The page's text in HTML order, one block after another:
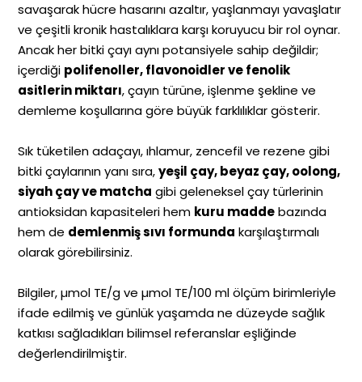
savaşarak hücre hasarını azaltır, yaşlanmayı yavaşlatır
ve çeşitli kronik hastalıklara karşı koruyucu bir rol oynar.
Ancak her bitki çayı aynı potansiyele sahip değildir;
içerdiği polifenoller, flavonoidler ve fenolik
asitlerin miktarı, çayın türüne, işlenme şekline ve
demleme koşullarına göre büyük farklılıklar gösterir.
Sık tüketilen adaçayı, ıhlamur, zencefil ve rezene gibi
bitki çaylarının yanı sıra,yeşil çay, beyaz çay, oolong,
siyah çay ve matcha gibi geleneksel çay türlerinin
antioksidan kapasiteleri hem kuru maddebazında
hem de demlenmiş sıvı formunda karşılaştırmalı
olarak görebilirsiniz.
Bilgiler, µmol TE/g ve µmol TE/100 ml ölçüm birimleriyle
ifade edilmiş ve günlük yaşamda ne düzeyde sağlık
katkısı sağladıkları bilimsel referanslar eşliğinde
değerlendirilmiştir.